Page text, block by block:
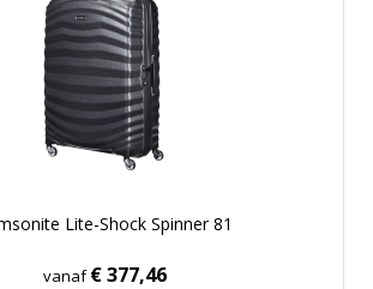
Lite-Shock Spinner 81
vanaf€ 377,46